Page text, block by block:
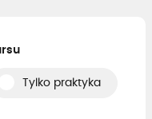
Tylko praktyka